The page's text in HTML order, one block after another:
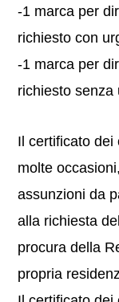
-1 marca per
richiesto con
-1 marca per
richiesto senza
Il certificato dei
molte
assunzioni da
alla richiesta
procura della
propria